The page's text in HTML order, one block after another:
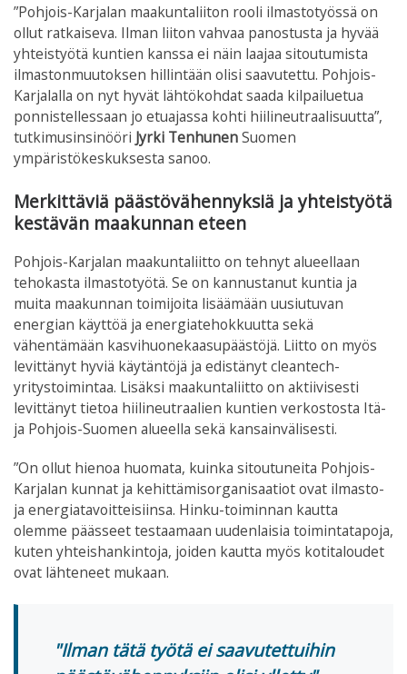
”Pohjois-Karjalan maakuntaliiton rooli ilmastotyössä on
ollut ratkaiseva. Ilman liiton vahvaa panostusta ja hyvää
yhteistyötä kuntien kanssa ei näin laajaa sitoutumista
ilmastonmuutoksen hillintään olisi saavutettu. Pohjois-
Karjalalla on nyt hyvät lähtökohdat saada kilpailuetua
ponnistellessaan jo etuajassa kohti hiilineutraalisuutta”,
tutkimusinsinööri Jyrki TenhunenSuomen
ympäristökeskuksesta sanoo.
Merkittäviä päästövähennyksiä ja yhteistyötä
kestävän maakunnan eteen
Pohjois-Karjalan maakuntaliitto on tehnyt alueellaan
tehokasta ilmastotyötä. Se on kannustanut kuntia ja
muita maakunnan toimijoita lisäämään uusiutuvan
energian käyttöä ja energiatehokkuutta sekä
vähentämään kasvihuonekaasupäästöjä. Liitto on myös
levittänyt hyviä käytäntöjä ja edistänyt cleantech-
yritystoimintaa. Lisäksi maakuntaliitto on aktiivisesti
levittänyt tietoa hiilineutraalien kuntien verkostosta Itä-
ja Pohjois-Suomen alueella sekä kansainvälisesti.
”On ollut hienoa huomata, kuinka sitoutuneita Pohjois-
Karjalan kunnat ja kehittämisorganisaatiot ovat ilmasto-
ja energiatavoitteisiinsa. Hinku-toiminnan kautta
olemme päässeet testaamaan uudenlaisia toimintatapoja,
kuten yhteishankintoja, joiden kautta myös kotitaloudet
ovat lähteneet mukaan.
Ilman tätä työtä ei saavutettuihin